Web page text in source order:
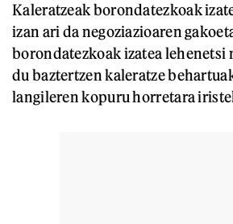
Kaleratzeak borondatezkoak
izan ari da negoziazioaren
borondatezkoak izatea lehenetsi
du baztertzen kaleratze
langileren kopuru horretara